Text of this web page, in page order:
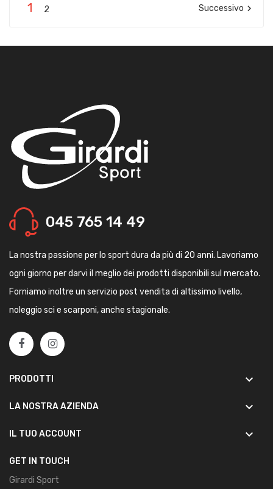
1 2 Successivo 
045 765 14 49
La nostra passione per lo sport dura da più di 20 anni. Lavoriamo
ogni giorno per darvi il meglio dei prodotti disponibili sul mercato.
Forniamo inoltre un servizio post vendita di altissimo livello,
noleggio sci e scarponi, anche stagionale.
PRODOTTI keyboard_arrow_down
LA NOSTRA AZIENDA keyboard_arrow_down
IL TUO ACCOUNT keyboard_arrow_down
GET IN TOUCH
Girardi Sport